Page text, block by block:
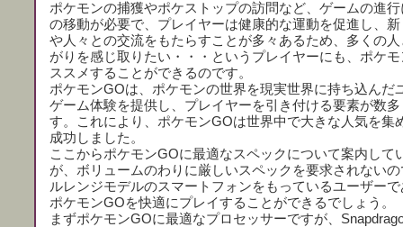
ポケモンの捕獲やポケストップの訪問など、ゲームの進
の移動が必要で、プレイヤーは健康的な運動を促進し、
や人々との交流をもたらすことが多々あるため、多くの
がりを感じ取りたい・・・というプレイヤーにも、ポケ
ススメすることができるのです。
ポケモンGOは、ポケモンの世界を現実世界に持ち込んだ
ゲーム体験を提供し、プレイヤーを引き付ける要素が数
す。これにより、ポケモンGOは世界中で大きな人気を集
成功しました。
ここからポケモンGOに最適なスペックについて案内して
が、ボリュームのわりに厳しいスペックを要求されない
ルレンジモデルのスマートフォンをもっているユーザー
ポケモンGOを快適にプレイすることができるでしょう。
まずポケモンGOに最適なプロセッサーですが、